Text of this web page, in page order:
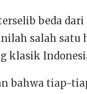
beda
salah satu
klasik
bahwa tiap-